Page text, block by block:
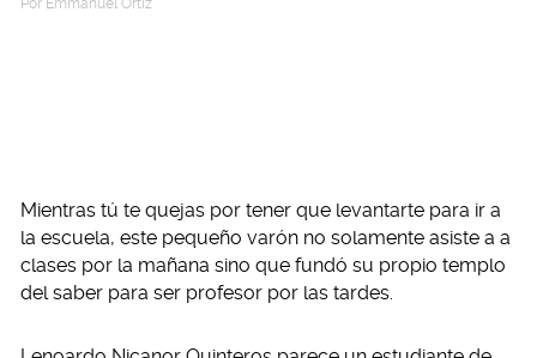
Por Emmanuel Ortiz
Mientras tú te quejas por tener que levantarte para ir a
la escuela, este pequeño varón no solamente asiste a a
clases por la mañana sino que fundó su propio templo
del saber para ser profesor por las tardes.